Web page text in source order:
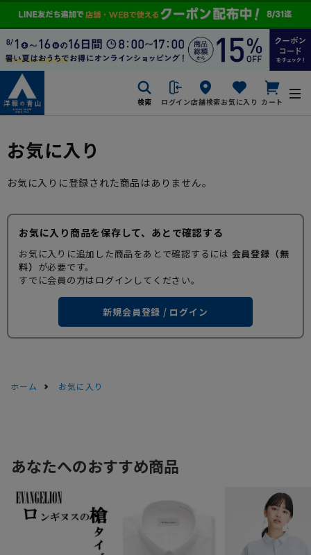
検索 ログイン店舗検索お気に入り カート
お気に入り
お気に入りに登録された商品はありません。
お気に入り商品を保存して、あとで確認する
お気に入りに追加した商品をあとで確認するには 会員登録（無
料） が必要です。
すでに会員の方はログインしてください。
新規会員登録 / ログイン
ホーム お気に入り